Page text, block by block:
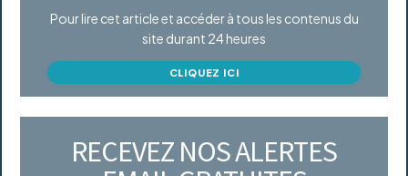
Pour lire cet article et accéder à tous les contenus du
site durant 24 heures
CLIQUEZ ICI
RECEVEZ NOS ALERTES